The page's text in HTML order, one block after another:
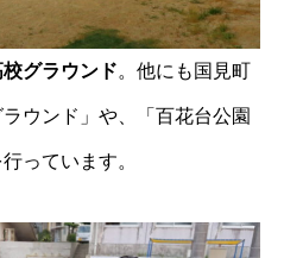
校グラウンド。他にも国見町
ウンド」や、「百花台公園
っています。